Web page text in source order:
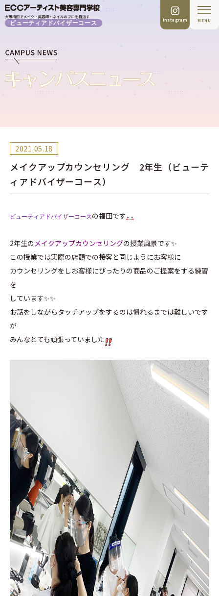
ビューティアドバイザーコース MENU
Instagram
2021.05.18
メイクアップカウンセリング 2年生（ビューテ
ィアドバイザーコース）
ビューティアドバイザーコースの福田です
2年生のメイクアップカウンセリングの授業風景です✨
この授業では実際の店頭での接客と同じようにお客様に
カウンセリングをしお客様にぴったりの商品のご提案をする練習
を
しています✨✨
お話をしながらタッチアップをするのは慣れるまでは難しいです
が
みんなとても頑張っていました